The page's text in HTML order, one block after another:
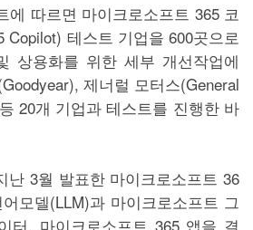
에 따르면 마이크로소프트 365 코
Copilot) 테스트 기업을 600곳으로
상용화를 위한 세부 개선작업에
제너럴 모터스(General
20개 기업과 테스트를 진행한 바
난 3월 발표한 마이크로소프트 36
모델(LLM)과 마이크로소프트 그
터, 마이크로소프트 365 앱을 결